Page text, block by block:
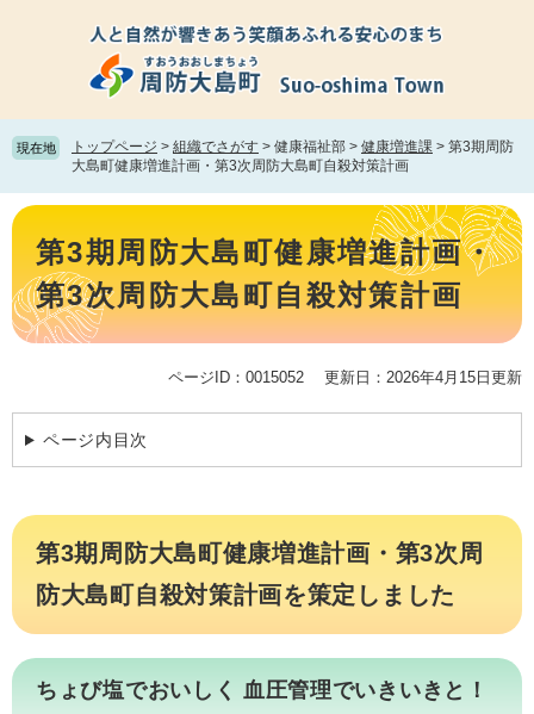
頭
で
飛
ば
て
現在地 トップページ > 組織でさがす > 健康福祉部 > 健康増進課 > 第3期周防
大島町健康増進計画・第3次周防大島町自殺対策計画
本
第3期周防大島町健康増進計画・
第3次周防大島町自殺対策計画
ページID：0015052 更新日：2026年4月15日更新
ページ内目次
第3期周防大島町健康増進計画・第3次周
防大島町自殺対策計画を策定しました
ちょび塩でおいしく 血圧管理でいきいきと！